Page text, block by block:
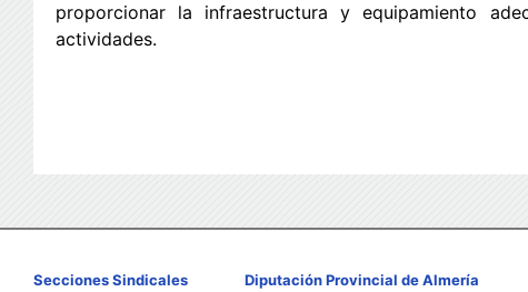
proporcionar la infraestructura y equipamiento
actividades.
Secciones Sindicales Diputación Provincial de Almería